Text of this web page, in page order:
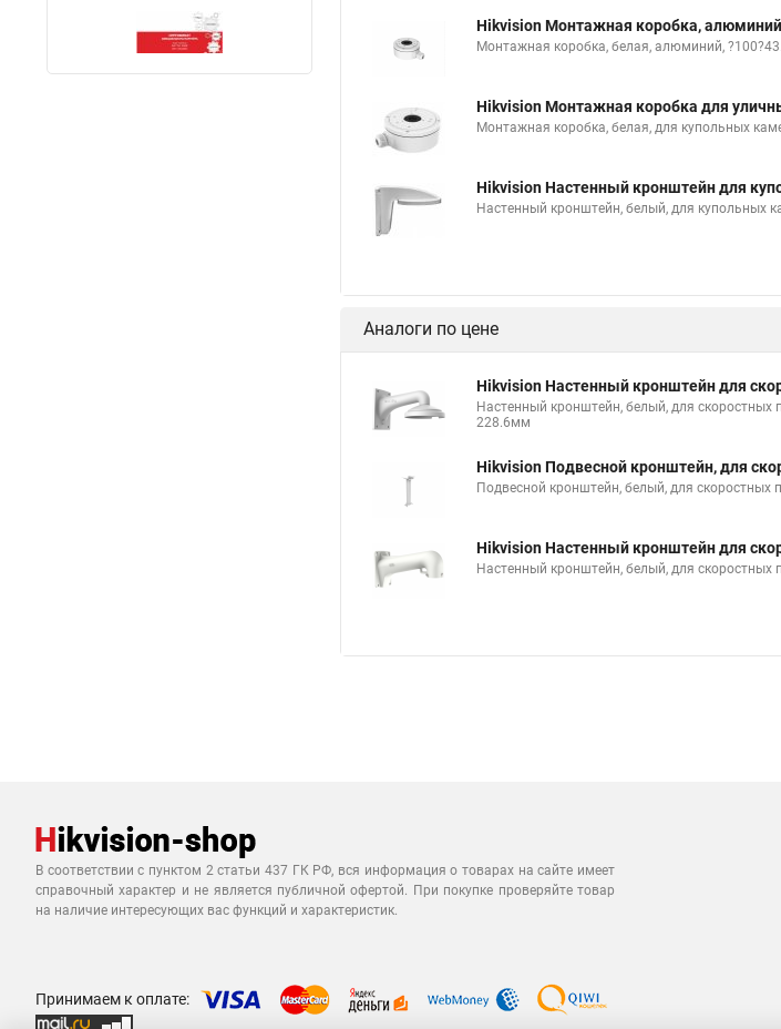
Hikvision Монтажная коробка,
Монтажная коробка, белая, алюминий,
Hikvision Монтажная коробка для
Монтажная коробка, белая, для купольных
Hikvision Настенный кронштейн для
Настенный кронштейн, белый, для купольных
Аналоги по цене
Hikvision Настенный кронштейн для
Настенный кронштейн, белый, для скоростных
228.6мм
Hikvision Подвесной кронштейн, для
Подвесной кронштейн, белый, для скоростных
Hikvision Настенный кронштейн для
Настенный кронштейн, белый, для
В соответствии с пунктом 2 статьи 437 ГК РФ, вся информация о товарах на сайте имеет
справочный характер и не является публичной офертой. При покупке проверяйте товар
на наличие интересующих вас функций и характеристик.
Принимаем к оплате: